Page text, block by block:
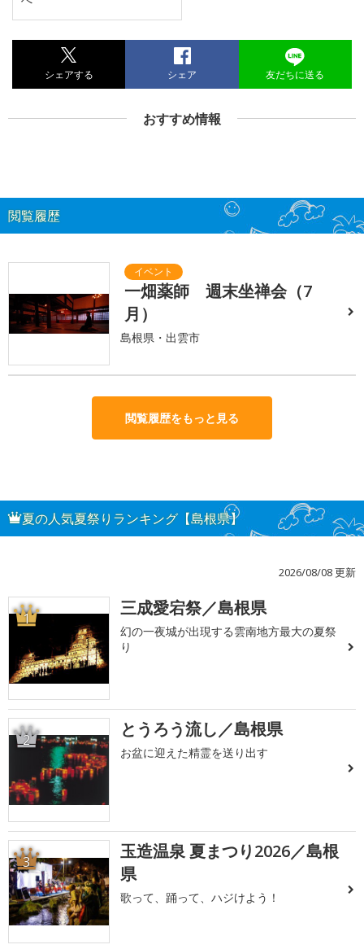
シェアする シェア 友だちに送る
おすすめ情報
閲覧履歴
一畑薬師 週末坐禅会（7
月）
島根県・出雲市
閲覧履歴をもっと見る
夏の人気夏祭りランキング【島根県】
2026/08/08 更新
1 三成愛宕祭／島根県
幻の一夜城が出現する雲南地方最大の夏祭
り
2 とうろう流し／島根県
お盆に迎えた精霊を送り出す
3
玉造温泉 夏まつり2026／島根
県
歌って、踊って、ハジけよう！